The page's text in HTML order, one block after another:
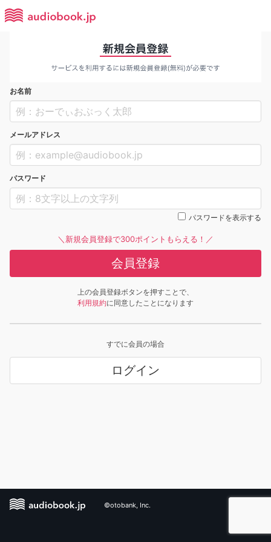
お名前
メールアドレス
パスワード
パスワードを表示する
＼新規会員登録で300ポイントもらえる！／
会員登録
上の会員登録ボタンを押すことで、
利用規約に同意したことになります
すでに会員の場合
ログイン
©otobank, Inc.